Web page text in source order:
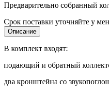
Предварительно собранный
Срок поставки уточняйте у
Описание
В комплект входят:
подающий и обратный
два кронштейна со